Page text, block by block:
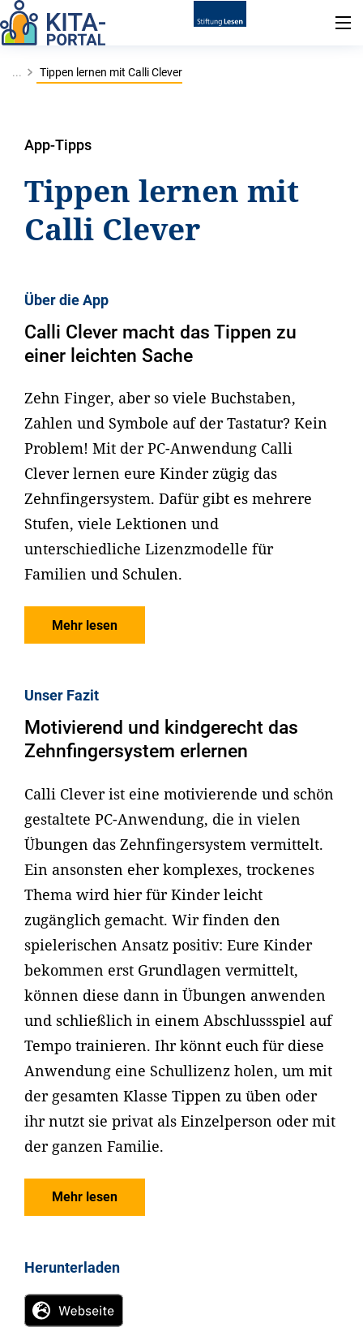
... Tippen lernen mit Calli Clever
App-Tipps
Tippen lernen mit
Calli Clever
Über die App
Calli Clever macht das Tippen zu
einer leichten Sache
Zehn Finger, aber so viele Buchstaben,
Zahlen und Symbole auf der Tastatur? Kein
Problem! Mit der PC-Anwendung Calli
Clever lernen eure Kinder zügig das
Zehnfingersystem. Dafür gibt es mehrere
Stufen, viele Lektionen und
unterschiedliche Lizenzmodelle für
Familien und Schulen.
Mehr lesen
Unser Fazit
Motivierend und kindgerecht das
Zehnfingersystem erlernen
Calli Clever ist eine motivierende und schön
gestaltete PC-Anwendung, die in vielen
Übungen das Zehnfingersystem vermittelt.
Ein ansonsten eher komplexes, trockenes
Thema wird hier für Kinder leicht
zugänglich gemacht. Wir finden den
spielerischen Ansatz positiv: Eure Kinder
bekommen erst Grundlagen vermittelt,
können diese dann in Übungen anwenden
und schließlich in einem Abschlussspiel auf
Tempo trainieren. Ihr könnt euch für diese
Anwendung eine Schullizenz holen, um mit
der gesamten Klasse Tippen zu üben oder
ihr nutzt sie privat als Einzelperson oder mit
der ganzen Familie.
Mehr lesen
Herunterladen